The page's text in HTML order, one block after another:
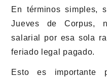
En términos simples,
Jueves de Corpus,
salarial por esa sola
feriado legal pagado.
Esto es importante